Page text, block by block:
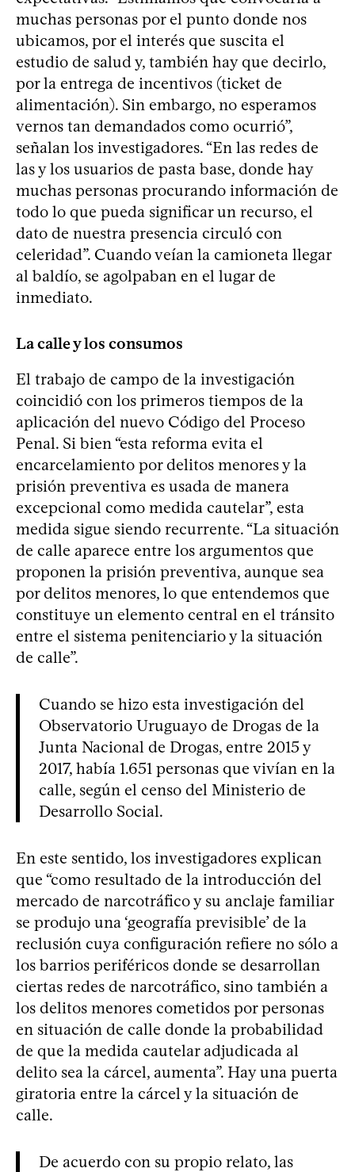
muchas personas por el punto donde nos
ubicamos, por el interés que suscita el
estudio de salud y, también hay que decirlo,
por la entrega de incentivos (ticket de
alimentación). Sin embargo, no esperamos
vernos tan demandados como ocurrió”,
señalan los investigadores. “En las redes de
las y los usuarios de pasta base, donde hay
muchas personas procurando información de
todo lo que pueda significar un recurso, el
dato de nuestra presencia circuló con
celeridad”. Cuando veían la camioneta llegar
al baldío, se agolpaban en el lugar de
inmediato.
La calle y los consumos
El trabajo de campo de la investigación
coincidió con los primeros tiempos de la
aplicación del nuevo Código del Proceso
Penal. Si bien “esta reforma evita el
encarcelamiento por delitos menores y la
prisión preventiva es usada de manera
excepcional como medida cautelar”, esta
medida sigue siendo recurrente. “La situación
de calle aparece entre los argumentos que
proponen la prisión preventiva, aunque sea
por delitos menores, lo que entendemos que
constituye un elemento central en el tránsito
entre el sistema penitenciario y la situación
de calle”.
Cuando se hizo esta investigación del
Observatorio Uruguayo de Drogas de la
Junta Nacional de Drogas, entre 2015 y
2017, había 1.651 personas que vivían en la
calle, según el censo del Ministerio de
Desarrollo Social.
En este sentido, los investigadores explican
que “como resultado de la introducción del
mercado de narcotráfico y su anclaje familiar
se produjo una ‘geografía previsible’ de la
reclusión cuya configuración refiere no sólo a
los barrios periféricos donde se desarrollan
ciertas redes de narcotráfico, sino también a
los delitos menores cometidos por personas
en situación de calle donde la probabilidad
de que la medida cautelar adjudicada al
delito sea la cárcel, aumenta”. Hay una puerta
giratoria entre la cárcel y la situación de
calle.
De acuerdo con su propio relato, las